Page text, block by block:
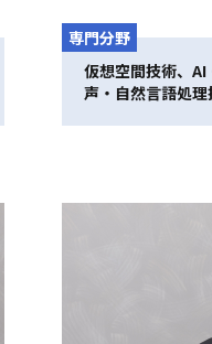
専門分野
仮想空間技術、
声・自然言語処理